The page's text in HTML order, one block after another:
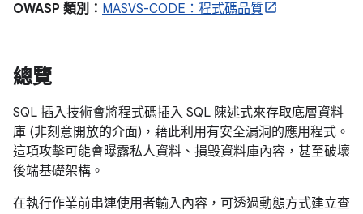
OWASP 類別： MASVS-CODE：程式碼品質
總覽
SQL 插入技術會將程式碼插入 SQL 陳述式來存取底層資料
庫 (非刻意開放的介面)，藉此利用有安全漏洞的應用程式。
這項攻擊可能會曝露私人資料、損毀資料庫內容，甚至破壞
後端基礎架構。
在執行作業前串連使用者輸入內容，可透過動態方式建立查